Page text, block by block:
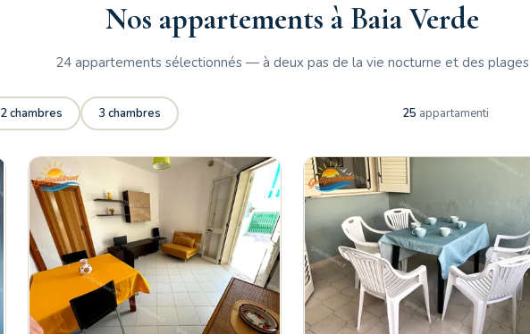
Nos appartements à Baia Verde
24 appartements sélectionnés — à deux pas de la vie nocturne et des plages
2 chambres 3 chambres 25 appartamenti